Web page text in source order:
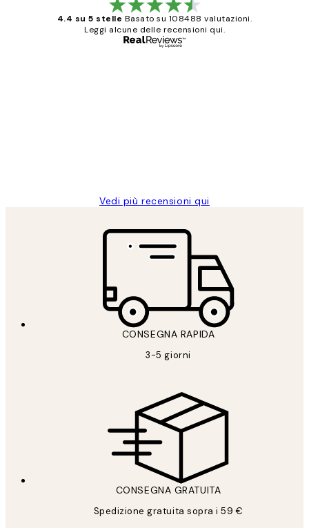
4.4 su 5 stelle Basato su 108488 valutazioni.
Leggi alcune delle recensioni qui.
Vedi più recensioni qui
CONSEGNA RAPIDA
3-5 giorni
CONSEGNA GRATUITA
Spedizione gratuita sopra i 59 €